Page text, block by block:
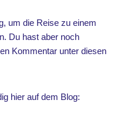
um die Reise zu einem
Du hast aber noch
Kommentar unter diesen
hier auf dem Blog: